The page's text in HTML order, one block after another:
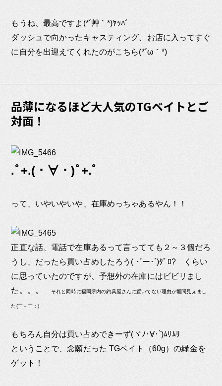
もうね、最高ですよ(*´艸｀*)ﾔｯﾊﾞ
ダッシュで向かったキャスティング、お店に入ってすぐ
に自分を出迎えてくれたのがこちら(*´ω｀*)
品薄になるほど大人気のTGベイトとご
対面！
.ﾟ+.(・∀・)ﾟ+.ﾟ
って、いやいやいや、在庫めっちゃあるやん！！
正直な話、電話で在庫あるって言ってても２～３個だろ
うし、だったら買い占めしたろう( ･´ー･`)ﾀﾞﾛ? くらい
に思っていたのですが、予想外の在庫にはビビリまし
た。。。
それと同時に福岡県内の釣具屋さんに置いてない理由が垣間見えまし
た(￣－￣；)
もちろん自分は買い占めできーず(ヾﾉ･∀･`)ﾑﾘﾑﾘ
ということで、念願だった TGベイト（60g）の緑金を
ゲット！